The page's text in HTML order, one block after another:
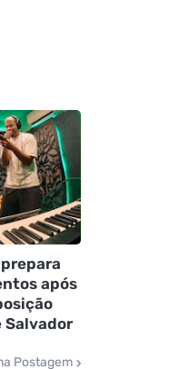
após
Salvador
Postagem